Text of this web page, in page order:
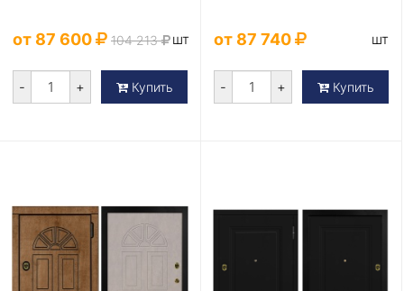
от 87 600 104 213 шт
- + Купить
от 87 740 шт
- + Купить